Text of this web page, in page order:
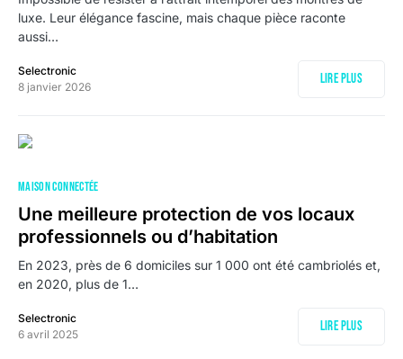
luxe. Leur élégance fascine, mais chaque pièce raconte
aussi…
Selectronic
8 janvier 2026
Lire plus
MAISON CONNECTÉE
Une meilleure protection de vos locaux
professionnels ou d’habitation
En 2023, près de 6 domiciles sur 1 000 ont été cambriolés et,
en 2020, plus de 1…
Selectronic
6 avril 2025
Lire plus